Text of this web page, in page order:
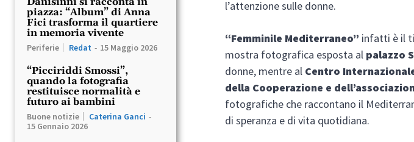
piazza: “Album” di Anna
Fici trasforma il quartiere
in memoria vivente
Periferie Redat - 15 Maggio 2026
“Picciriddi Smossi”,
quando la fotografia
restituisce normalità e
futuro ai bambini
Buone notizie Caterina Ganci -
15 Gennaio 2026
l’attenzione sulle donne.
“Femminile Mediterraneo” infatti è il
mostra fotografica esposta al palazzo
donne, mentre al Centro
della Cooperazione e
fotografiche che raccontano il
di speranza e di vita quotidiana.